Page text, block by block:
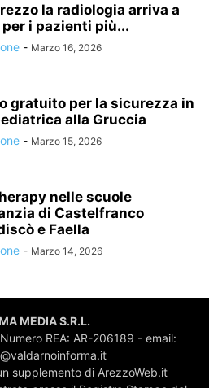
la radiologia arriva a
per i pazienti più...
- Marzo 16, 2026
gratuito per la sicurezza in
alla Gruccia
- Marzo 15, 2026
nelle scuole
di Castelfranco
e Faella
- Marzo 14, 2026
MEDIA S.R.L.
REA: AR-206189 - email:
supplemento di ArezzoWeb.it